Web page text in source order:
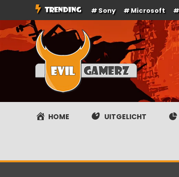
naar
de
TRENDING Sony Microsoft
Evilgamerz
Het meest interessante game nieuws,
HOME UITGELICHT